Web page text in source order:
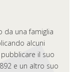
da una famiglia
alcuni
il suo
e un altro suo